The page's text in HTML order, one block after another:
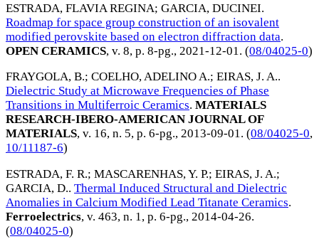
ESTRADA, FLAVIA REGINA; GARCIA, DUCINEI.
Roadmap for space group construction of an isovalent
modified perovskite based on electron diffraction data.
OPEN CERAMICS, v. 8, p. 8-pg., 2021-12-01 . (08/04025-0)
FRAYGOLA, B.; COELHO, ADELINO A.; EIRAS, J. A..
Dielectric Study at Microwave Frequencies of Phase
Transitions in Multiferroic Ceramics. MATERIALS
RESEARCH-IBERO-AMERICAN JOURNAL OF
MATERIALS, v. 16, n. 5, p. 6-pg., 2013-09-01. (08/04025-0,
10/11187-6)
ESTRADA, F. R.; MASCARENHAS, Y. P.; EIRAS, J. A.;
GARCIA, D.. Thermal Induced Structural and Dielectric
Anomalies in Calcium Modified Lead Titanate Ceramics.
Ferroelectrics, v. 463, n. 1, p. 6-pg., 2014-04-26.
(08/04025-0)